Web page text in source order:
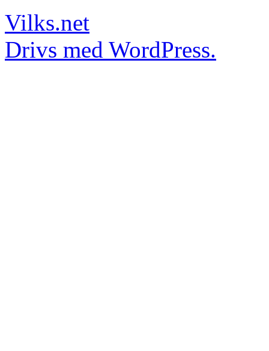
Vilks.net
Drivs med WordPress.